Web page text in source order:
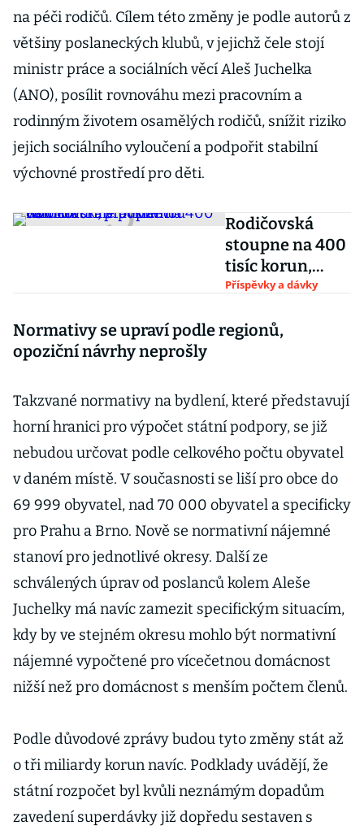
na péči rodičů. Cílem této změny je podle autorů z
většiny poslaneckých klubů, v jejichž čele stojí
ministr práce a sociálních věcí Aleš Juchelka
(ANO), posílit rovnováhu mezi pracovním a
rodinným životem osamělých rodičů, snížit riziko
jejich sociálního vyloučení a podpořit stabilní
výchovné prostředí pro děti.
Rodičovská
stoupne na 400
tisíc korun,
pravidelnou
poslanci odmítli
Příspěvky a dávky
Normativy se upraví podle regionů,
opoziční návrhy neprošly
Takzvané normativy na bydlení, které představují
horní hranici pro výpočet státní podpory, se již
nebudou určovat podle celkového počtu obyvatel
v daném místě. V současnosti se liší pro obce do
69 999 obyvatel, nad 70 000 obyvatel a specificky
pro Prahu a Brno. Nově se normativní nájemné
stanoví pro jednotlivé okresy. Další ze
schválených úprav od poslanců kolem Aleše
Juchelky má navíc zamezit specifickým situacím,
kdy by ve stejném okresu mohlo být normativní
nájemné vypočtené pro vícečetnou domácnost
nižší než pro domácnost s menším počtem členů.
Podle důvodové zprávy budou tyto změny stát až
o tři miliardy korun navíc. Podklady uvádějí, že
státní rozpočet byl kvůli neznámým dopadům
zavedení superdávky již dopředu sestaven s